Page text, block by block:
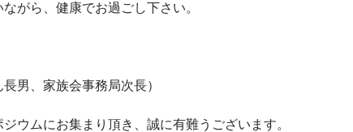
がら、健康でお過ごし下さい。
男、家族会事務局次長）
ウムにお集まり頂き、誠に有難うございます。